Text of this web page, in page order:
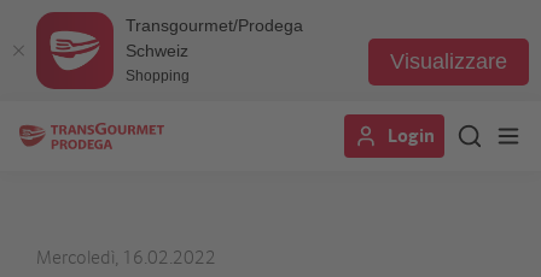
Transgourmet/Prodega
Schweiz
Shopping
Visualizzare
Login
Mercoledì, 16.02.2022